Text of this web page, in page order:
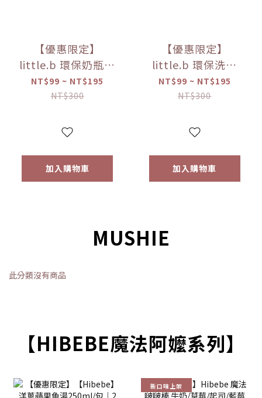
【優惠限定】
little.b 環保奶瓶清
潔液-無香低敏
（50ml/100ml）
NT$99 ~ NT$195
NT$300
加入購物車
【優惠限定】
little.b 環保洗碗
精-蘆薈馬鞭草
（50ml/100ml）
NT$99 ~ NT$195
NT$300
加入購物車
MUSHIE
此分類沒有商品
【HIBEBE魔法阿嬤系列】
新口味上架